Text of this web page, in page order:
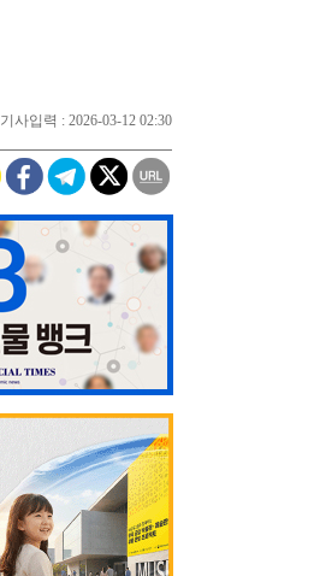
기사입력 : 2026-03-12 02:30